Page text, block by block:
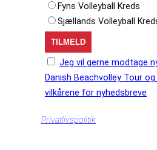
Fyns Volleyball Kreds
Sjællands Volleyball
Jeg vil gerne modtage
Danish Beachvolley Tour
vilkårene for nyhedsbreve
Privatlivspolitik